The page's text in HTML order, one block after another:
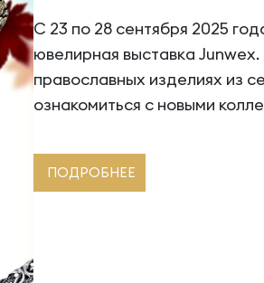
С 23 по 28 сентября 2025
ювелирная выставка
православных изделиях из
ознакомиться с новыми
ПОДРОБНЕЕ